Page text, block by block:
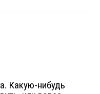
Какую-нибудь